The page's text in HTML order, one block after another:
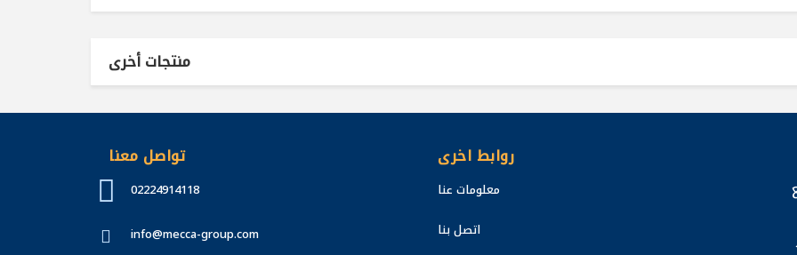
منتجات أخرى
تواصل معنا
02224914118
info@mecca-group.com
روابط اخرى
معلومات عنا
اتصل بنا